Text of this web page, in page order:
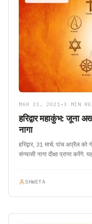
MAR 31, 2021 • 3 MIN
हरिद्वार महाकुंभ: जूना
नागा
हरिद्वार, 31 मार्च; पांच अप्रैल
संन्यासी नागा दीक्षा प्राप्त करेंगे.
SHWETA